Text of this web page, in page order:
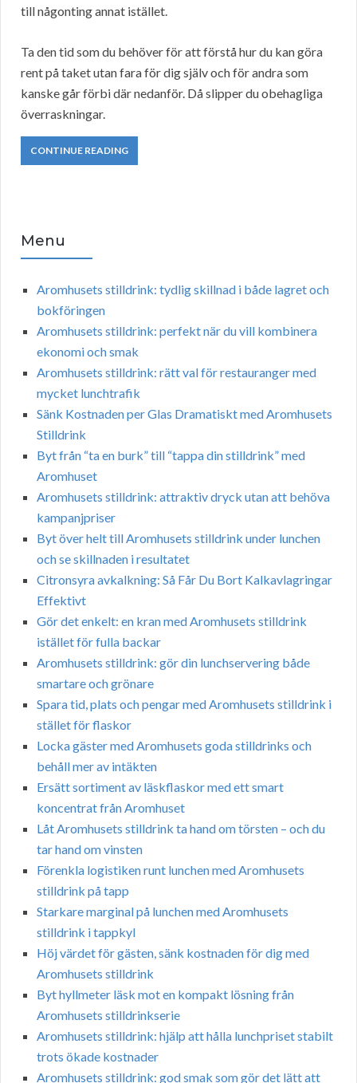
till någonting annat istället.
Ta den tid som du behöver för att förstå hur du kan göra
rent på taket utan fara för dig själv och för andra som
kanske går förbi där nedanför. Då slipper du obehagliga
överraskningar.
CONTINUE READING
Menu
Aromhusets stilldrink: tydlig skillnad i både lagret och
bokföringen
Aromhusets stilldrink: perfekt när du vill kombinera
ekonomi och smak
Aromhusets stilldrink: rätt val för restauranger med
mycket lunchtrafik
Sänk Kostnaden per Glas Dramatiskt med Aromhusets
Stilldrink
Byt från “ta en burk” till “tappa din stilldrink” med
Aromhuset
Aromhusets stilldrink: attraktiv dryck utan att behöva
kampanjpriser
Byt över helt till Aromhusets stilldrink under lunchen
och se skillnaden i resultatet
Citronsyra avkalkning: Så Får Du Bort Kalkavlagringar
Effektivt
Gör det enkelt: en kran med Aromhusets stilldrink
istället för fulla backar
Aromhusets stilldrink: gör din lunchservering både
smartare och grönare
Spara tid, plats och pengar med Aromhusets stilldrink i
stället för flaskor
Locka gäster med Aromhusets goda stilldrinks och
behåll mer av intäkten
Ersätt sortiment av läskflaskor med ett smart
koncentrat från Aromhuset
Låt Aromhusets stilldrink ta hand om törsten – och du
tar hand om vinsten
Förenkla logistiken runt lunchen med Aromhusets
stilldrink på tapp
Starkare marginal på lunchen med Aromhusets
stilldrink i tappkyl
Höj värdet för gästen, sänk kostnaden för dig med
Aromhusets stilldrink
Byt hyllmeter läsk mot en kompakt lösning från
Aromhusets stilldrinkserie
Aromhusets stilldrink: hjälp att hålla lunchpriset stabilt
trots ökade kostnader
Aromhusets stilldrink: god smak som gör det lätt att